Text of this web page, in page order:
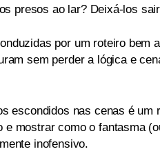
presos ao lar? Deixá-los
por um roteiro bem
sem perder a lógica e
escondidos nas cenas é
e mostrar como o fantasma
inofensivo.